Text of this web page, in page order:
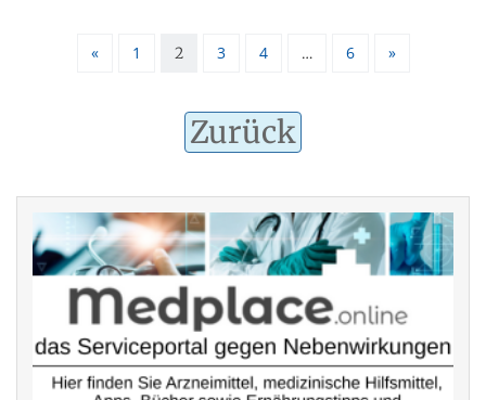
« 1 2 3 4 … 6 »
Zurück